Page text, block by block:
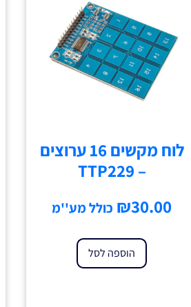
לוח מקשים 16 ערוצים
– TTP229
₪30.00 כולל מע''מ
הוספה לסל